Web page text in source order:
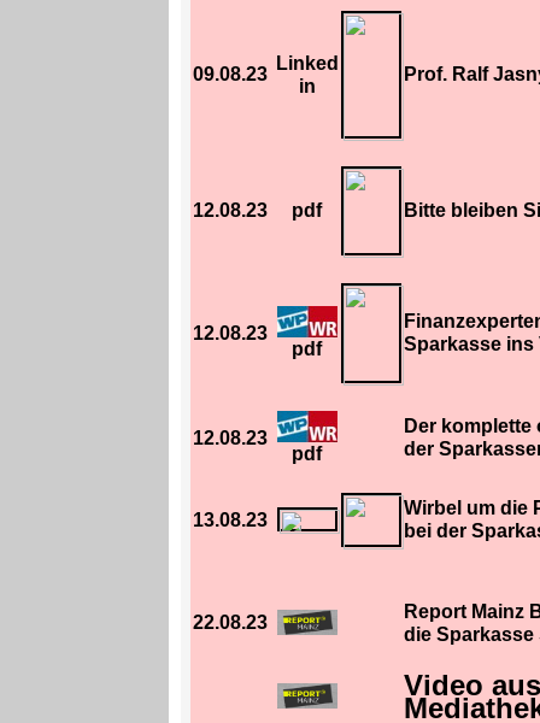
09.08.23
Linked
in
Prof. Ralf
12.08.23 pdf Bitte bleiben
12.08.23
pdf
Sparkasse ins
12.08.23
pdf
Der komplette
der
13.08.23
Wirbel um die
bei der
22.08.23
Report Mainz
die Sparkasse
Video aus